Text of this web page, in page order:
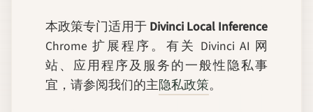
本政策专门适用于 Divinci Local Inference
Chrome 扩展程序。有关 Divinci AI 网
站、应用程序及服务的一般性隐私事
宜，请参阅我们的主隐私政策。